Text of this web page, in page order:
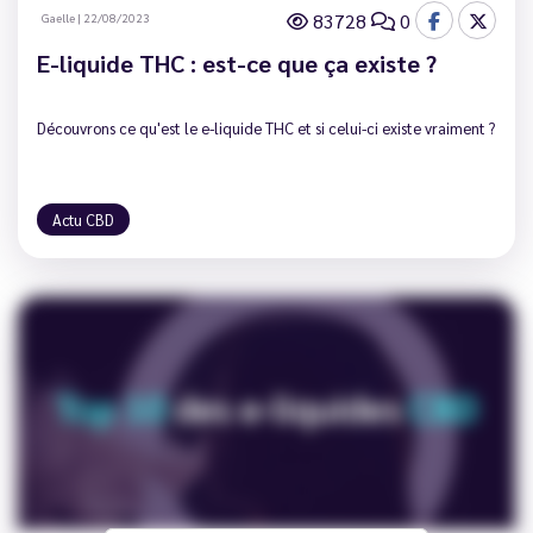
Gaelle | 22/08/2023 83728 0
E-liquide THC : est-ce que ça existe ?
Découvrons ce qu'est le e-liquide THC et si celui-ci existe vraiment ?
Actu CBD